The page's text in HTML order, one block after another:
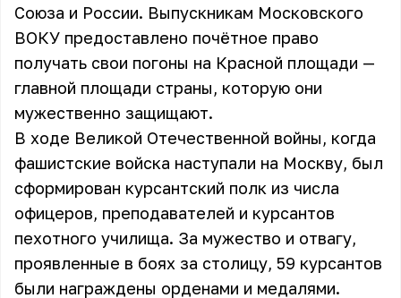
Союза и России. Выпускникам Московского
ВОКУ предоставлено почётное право
получать свои погоны на Красной площади —
главной площади страны, которую они
мужественно защищают.
В ходе Великой Отечественной войны, когда
фашистские войска наступали на Москву, был
сформирован курсантский полк из числа
офицеров, преподавателей и курсантов
пехотного училища. За мужество и отвагу,
проявленные в боях за столицу, 59 курсантов
были награждены орденами и медалями.